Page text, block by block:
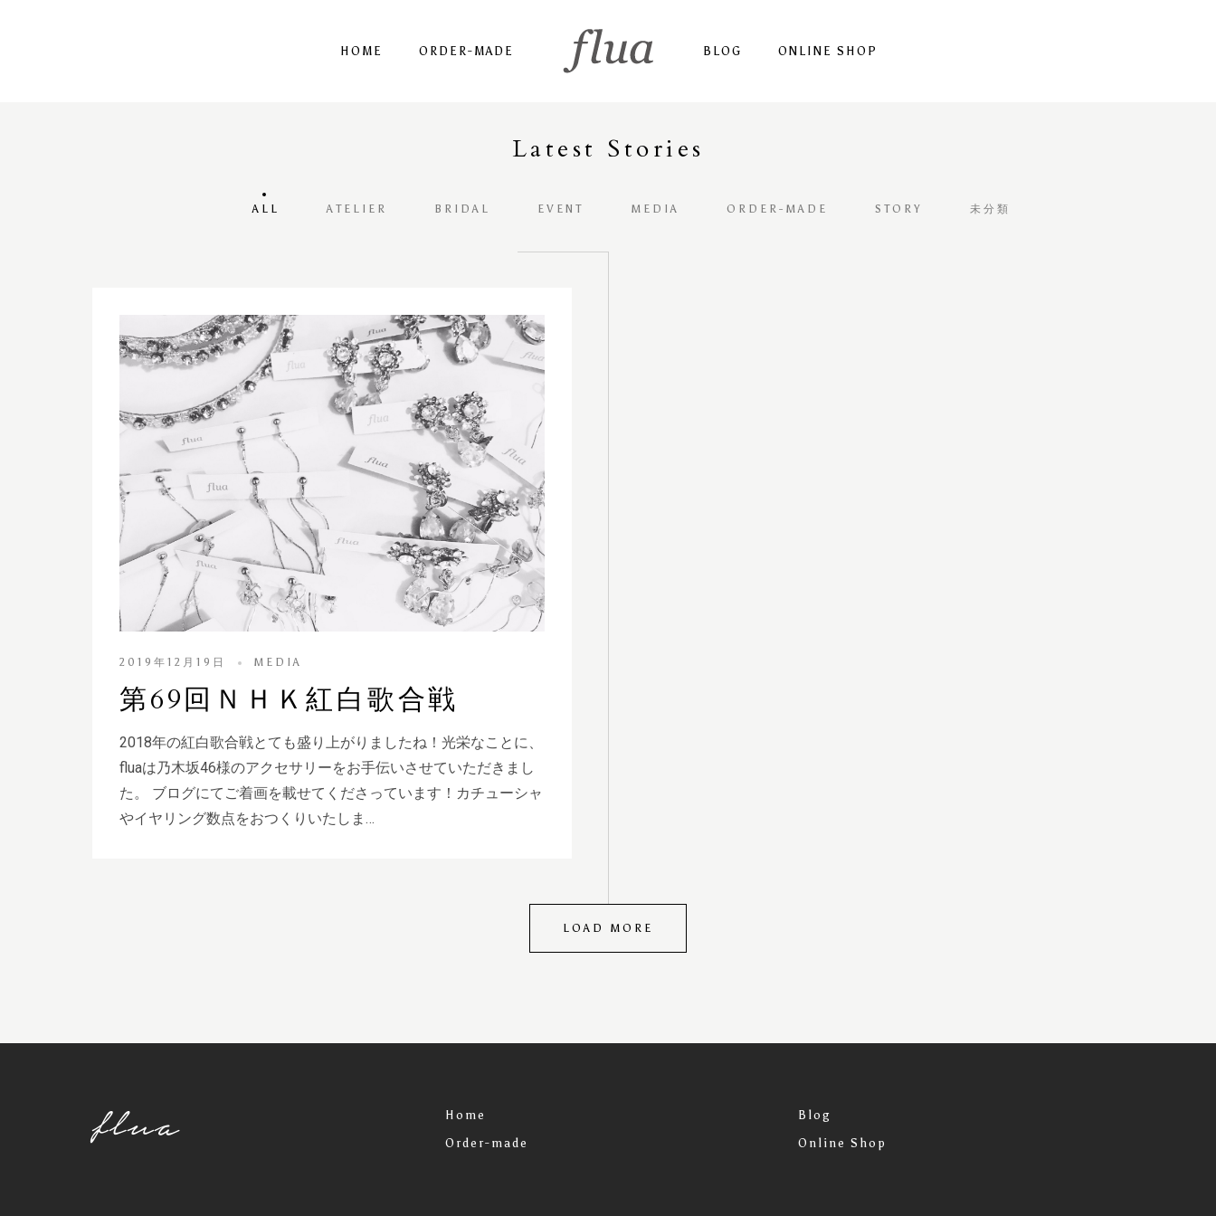
HOME ORDER-MADE BLOG ONLINE SHOP
Latest Stories
ALL ATELIER BRIDAL EVENT MEDIA ORDER-MADE STORY 未分類
2019年12月19日 MEDIA
第69回ＮＨＫ紅白歌合戦
2018年の紅白歌合戦とても盛り上がりましたね！光栄なことに、
fluaは乃木坂46様のアクセサリーをお手伝いさせていただきまし
た。 ブログにてご着画を載せてくださっています！カチューシャ
やイヤリング数点をおつくりいたしま…
LOAD MORE
flua Home
Order-made
Blog
Online Shop